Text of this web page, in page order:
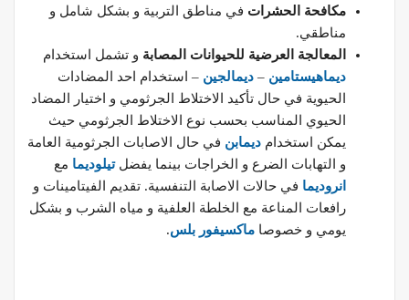
مكافحة الحشرات في مناطق التربية و بشكل شامل و
مناطقي.
المعالجة العرضية للحيوانات المصابة و تشمل استخدام
ديماهيستامين – ديمالجين – استخدام احد المضادات
الحيوية في حال تأكيد الاختلاط الجرثومي و اختيار المضاد
الحيوي المناسب بحسب نوع الاختلاط الجرثومي حيث
يمكن استخدام ديمابن في حال الاصابات الجرثومية العامة
و التهابات الضرع و الخراجات بينما يفضلتيلوديما مع
انروديما في حالات الاصابة التنفسية. تقديم الفيتامينات و
رافعات المناعة مع الخلطة العلفية و مياه الشرب و بشكل
يومي و خصوصا ماكسيفور بلس.